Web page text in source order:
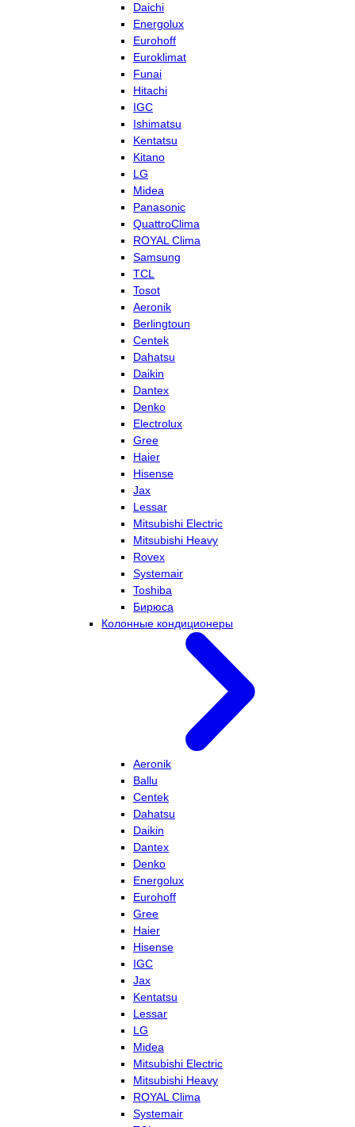
Daichi
Energolux
Eurohoff
Euroklimat
Funai
Hitachi
IGC
Ishimatsu
Kentatsu
Kitano
LG
Midea
Panasonic
QuattroClima
ROYAL Clima
Samsung
TCL
Tosot
Aeronik
Berlingtoun
Centek
Dahatsu
Daikin
Dantex
Denko
Electrolux
Gree
Haier
Hisense
Jax
Lessar
Mitsubishi Electric
Mitsubishi Heavy
Rovex
Systemair
Toshiba
Бирюса
Колонные кондиционеры
Aeronik
Ballu
Centek
Dahatsu
Daikin
Dantex
Denko
Energolux
Eurohoff
Gree
Haier
Hisense
IGC
Jax
Kentatsu
Lessar
LG
Midea
Mitsubishi Electric
Mitsubishi Heavy
ROYAL Clima
Systemair